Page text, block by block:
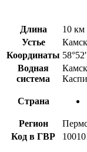
Длина
10 км
Устье
Координаты
Водная
система
Страна
Регион
Код в ГВР